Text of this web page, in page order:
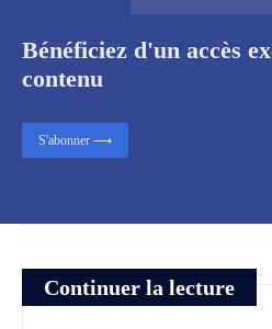
Continuer la lecture
Bénéficiez d'un accès
contenu
S'abonner ⟶